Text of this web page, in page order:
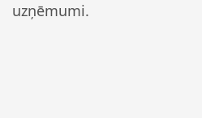
uzņēmumi.